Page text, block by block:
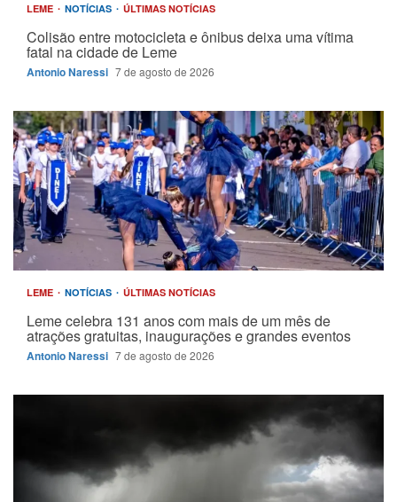
LEME NOTÍCIAS ÚLTIMAS NOTÍCIAS
Colisão entre motocicleta e ônibus deixa uma vítima
fatal na cidade de Leme
Antonio Naressi 7 de agosto de 2026
LEME NOTÍCIAS ÚLTIMAS NOTÍCIAS
Leme celebra 131 anos com mais de um mês de
atrações gratuitas, inaugurações e grandes eventos
Antonio Naressi 7 de agosto de 2026